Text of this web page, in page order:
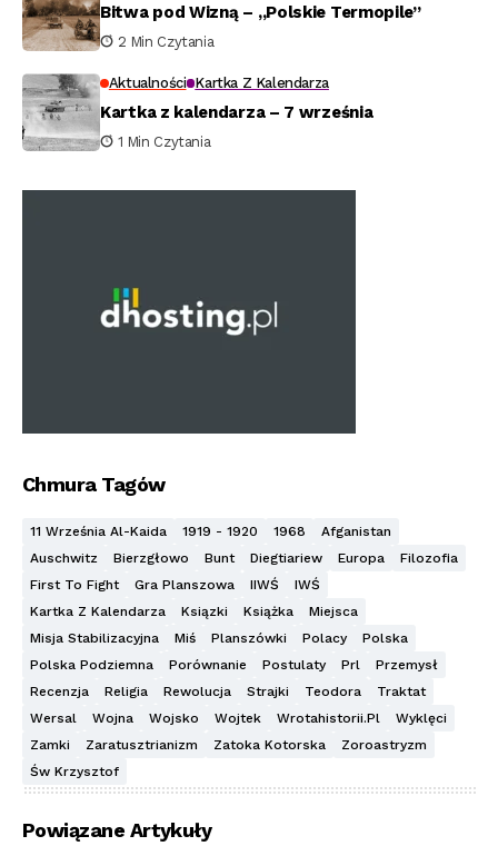
Bitwa pod Wizną – „Polskie Termopile”
2 Min Czytania
Aktualności Kartka Z Kalendarza
Kartka z kalendarza – 7 września
1 Min Czytania
Chmura Tagów
11 Września Al-Kaida 1919 - 1920 1968
Afganistan
Auschwitz
Bierzgłowo Bunt Diegtiariew Europa
Filozofia
First To Fight
Gra Planszowa IIWŚ
IWŚ
Kartka Z Kalendarza
Ksiązki Książka
Miejsca
Misja Stabilizacyjna
Miś Planszówki Polacy
Polska
Polska Podziemna
Porównanie Postulaty Prl
Przemysł
Recenzja
Religia Rewolucja Strajki Teodora
Traktat
Wersal
Wojna Wojsko Wojtek Wrotahistorii.pl
Wyklęci
Zamki
Zaratusztrianizm Zatoka Kotorska
Zoroastryzm
Św Krzysztof
Powiązane Artykuły